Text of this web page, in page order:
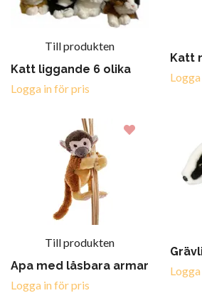
Till produkten
Katt liggande 6 olika
Logga in för pris
Katt
Till produkten
Apa med låsbara armar
Logga in för pris